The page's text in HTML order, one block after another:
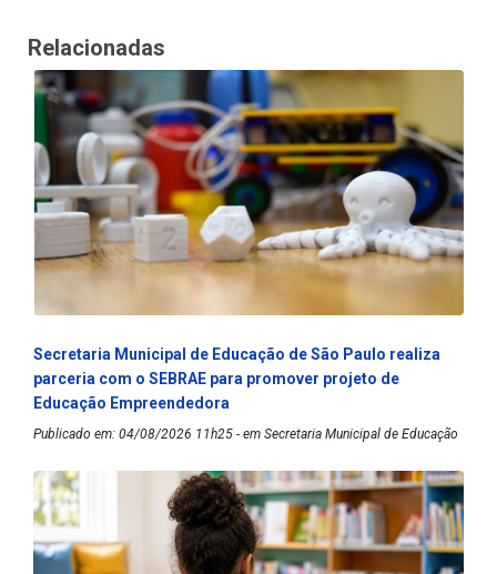
Relacionadas
Secretaria Municipal de Educação de São Paulo realiza
parceria com o SEBRAE para promover projeto de
Educação Empreendedora
Publicado em: 04/08/2026 11h25 - em Secretaria Municipal de Educação